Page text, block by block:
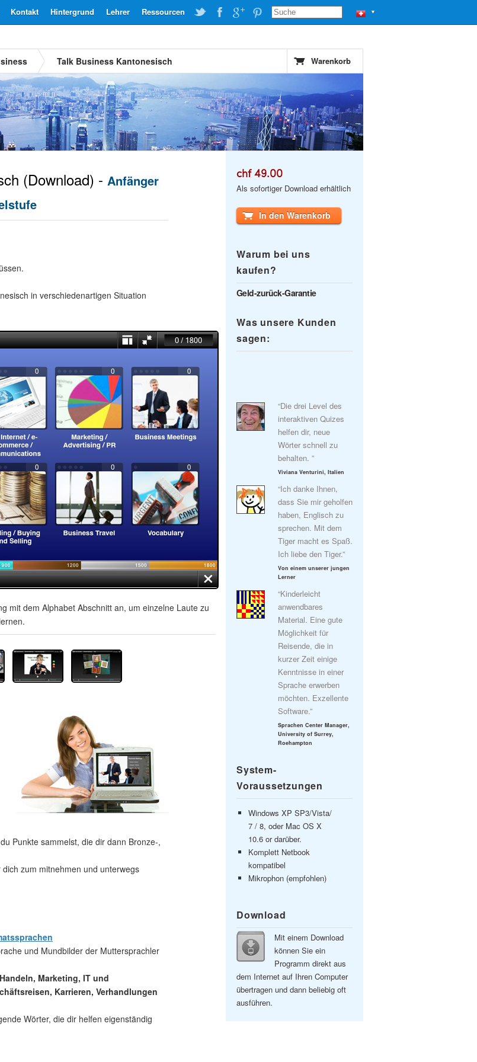
▼
Ressourcen
Lehrer
Hintergrund
Kontakt
Talk Business Kantonesisch Warenkorb
(Download) - Anfänger
in verschiedenartigen Situation
mit dem Alphabet Abschnitt an, um einzelne Laute zu
lernen.
Punkte sammelst, die dir dann Bronze-,
zum mitnehmen und unterwegs
und Mundbilder der Muttersprachler
Handeln, Marketing, IT und
Karrieren, Verhandlungen
Wörter, die dir helfen eigenständig
chf 49.00
Als sofortiger Download erhältlich
In den Warenkorb
Warum bei uns
kaufen?
Geld-zurück-Garantie
Was unsere Kunden
sagen:
“Die drei Level des
interaktiven Quizes
helfen dir, neue
Wörter schnell zu
behalten. ”
Viviana Venturini, Italien
“Ich danke Ihnen,
dass Sie mir geholfen
haben, Englisch zu
sprechen. Mit dem
Tiger macht es Spaß.
Ich liebe den Tiger.”
Von einem unserer jungen
Lerner
“Kinderleicht
anwendbares
Material. Eine gute
Möglichkeit für
Reisende, die in
kurzer Zeit einige
Kenntnisse in einer
Sprache erwerben
möchten. Exzellente
Software.”
Sprachen Center Manager,
University of Surrey,
Roehampton
System-
Voraussetzungen
Windows XP SP3/Vista/
7 / 8, oder Mac OS X
10.6 or darüber.
Komplett Netbook
kompatibel
Mikrophon (empfohlen)
Download
Mit einem Download
können Sie ein
Programm direkt aus
dem Internet auf Ihren Computer
übertragen und dann beliebig oft
ausführen.